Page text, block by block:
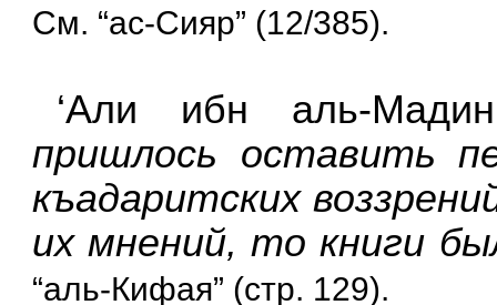
См. “ас-Сияр” (12/385).
‘Али ибн аль-
пришлось оставить
къадаритских
их мнений, то книги
“аль-Кифая” (стр. 129).